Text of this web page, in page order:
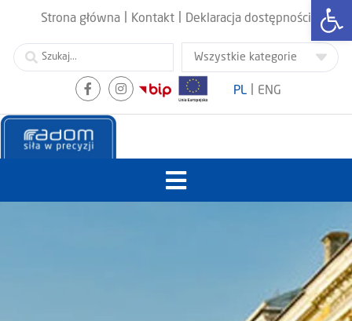
Strona główna Kontakt Deklaracja dostępności
PL ENG